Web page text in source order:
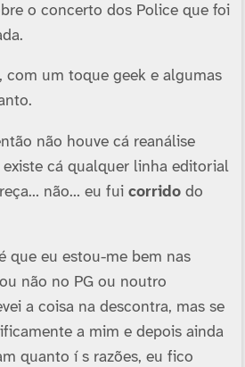
o concerto dos Police que foi
com um toque geek e algumas
não houve cá reanálise
cá qualquer linha editorial
não… eu fui corridodo
que eu estou-me bem nas
não no PG ou noutro
a coisa na descontra, mas se
a mim e depois ainda
quanto í s razões, eu fico